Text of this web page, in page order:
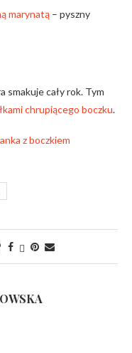
marynatą – pyszny
smakuje cały rok. Tym
chrupiącego boczku.